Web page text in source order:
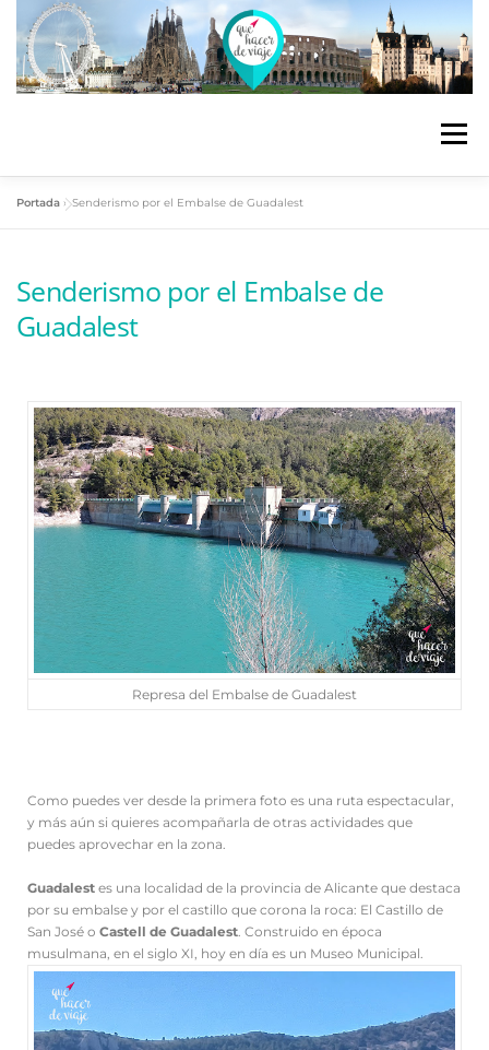
Menú
ESPAÑA
RECOMENDACIONES ENOTURISMO
Portada »Senderismo por el Embalse de Guadalest
Senderismo por el Embalse de
Guadalest
Represa del Embalse de Guadalest
Como puedes ver desde la primera foto es una ruta espectacular,
y más aún si quieres acompañarla de otras actividades que
puedes aprovechar en la zona.
Guadalest es una localidad de la provincia de Alicante que destaca
por su embalse y por el castillo que corona la roca: El Castillo de
San José o Castell de Guadalest . Construido en época
musulmana, en el siglo XI, hoy en día es un Museo Municipal.